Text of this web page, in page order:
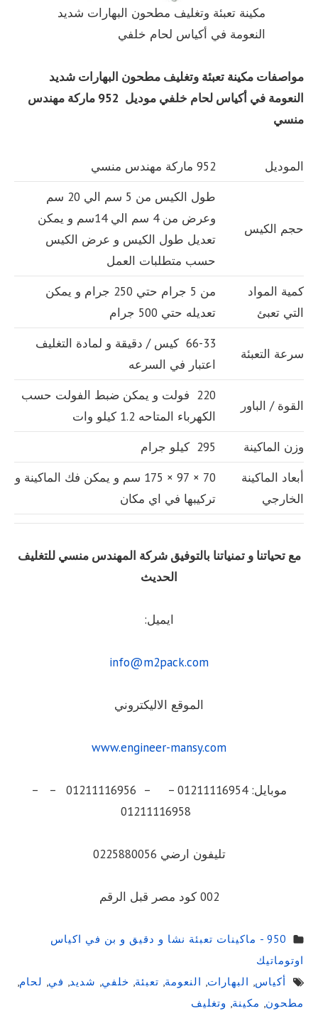
مكينة تعبئة وتغليف مطحون البهارات شديد
النعومة في أكياس لحام خلفي
مواصفات مكينة تعبئة وتغليف مطحون البهارات شديد
النعومة في أكياس لحام خلفي
موديل 952 ماركة مهندس
منسي
الموديل 952 ماركة مهندس منسي
حجم الكيس
طول الكيس من 5 سم الي 20 سم
وعرض من 4 سم الي 14سم و يمكن
تعديل طول الكيس و عرض الكيس
حسب متطلبات العمل
كمية المواد
التي تعبئ
من 5 جرام حتي 250 جرام و يمكن
تعديله حتي 500 جرام
سرعة التعبئة
66-33 كيس / دقيقة و لمادة التغليف
اعتبار في السرعه
القوة / الباور
220 فولت و يمكن ضبط الفولت حسب
الكهرباء المتاحه 1.2 كيلو وات
وزن الماكينة
295 كيلو جرام
أبعاد الماكينة
الخارجي
70 × 97 × 175 سم و يمكن فك الماكينة و
تركيبها في اي مكان
مع تحياتنا و تمنياتنا بالتوفيق شركة المهندس منسي للتغليف
الحديث
ايميل:
info@m2pack.com
الموقع الاليكتروني
www.engineer-mansy.com
موبايل: 01211116954 – – 01211116956 – –
تليفون ارضي 0225880056
002 كود مصر قبل الرقم
950 - ماكينات تعبئة نشا و دقيق و بن في اكياس
اوتوماتيك
أكياس, البهارات, النعومة, تعبئة, خلفي, شديد, في, لحام,
مطحون, مكينة, وتغليف